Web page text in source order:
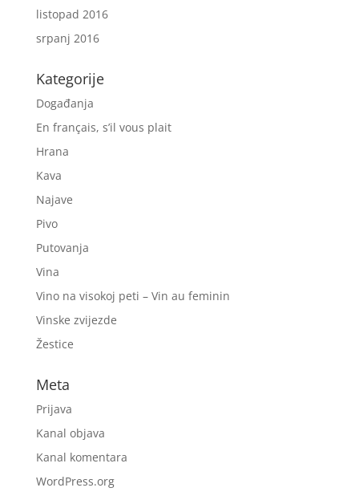
listopad 2016
srpanj 2016
Kategorije
Događanja
En français, s’il vous plait
Hrana
Kava
Najave
Pivo
Putovanja
Vina
Vino na visokoj peti – Vin au feminin
Vinske zvijezde
Žestice
Meta
Prijava
Kanal objava
Kanal komentara
WordPress.org